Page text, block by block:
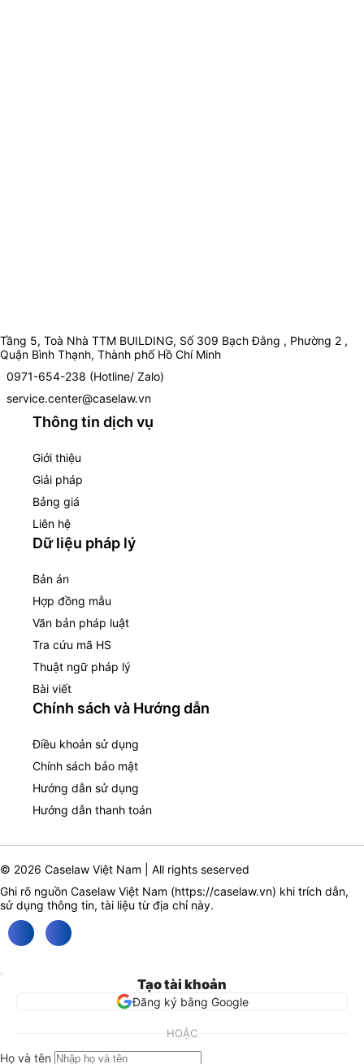
Tầng 5, Toà Nhà TTM BUILDING, Số 309 Bạch Đằng , Phường 2 ,
Quận Bình Thạnh, Thành phố Hồ Chí Minh
0971-654-238 (Hotline/ Zalo)
service.center@caselaw.vn
Thông tin dịch vụ
Giới thiệu
Giải pháp
Bảng giá
Liên hệ
Dữ liệu pháp lý
Bản án
Hợp đồng mẫu
Văn bản pháp luật
Tra cứu mã HS
Thuật ngữ pháp lý
Bài viết
Chính sách và Hướng dẫn
Điều khoản sử dụng
Chính sách bảo mật
Hướng dẫn sử dụng
Hướng dẫn thanh toán
© 2026 Caselaw Việt Nam | All rights seserved
Ghi rõ nguồn Caselaw Việt Nam (https://caselaw.vn) khi trích dẫn,
sử dụng thông tin, tài liệu từ địa chỉ này.
Tạo tài khoản
Đăng ký bằng Google
HOẶC
Họ và tên